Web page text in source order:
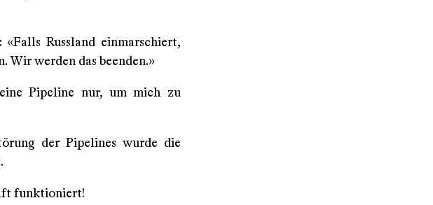
Russland einmarschiert,
Wir werden das beenden.»
Pipeline nur, um mich zu
der Pipelines wurde die
funktioniert!